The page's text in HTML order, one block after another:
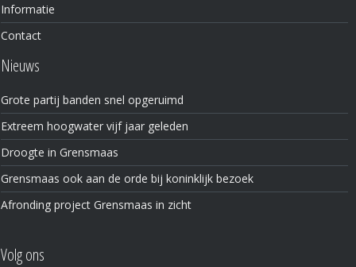
Informatie
Contact
Nieuws
Grote partij banden snel opgeruimd
Extreem hoogwater vijf jaar geleden
Droogte in Grensmaas
Grensmaas ook aan de orde bij koninklijk bezoek
Afronding project Grensmaas in zicht
Volg ons